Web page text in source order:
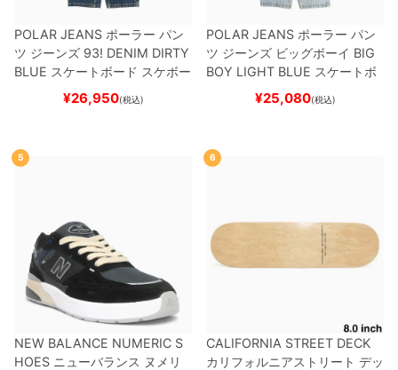
POLAR JEANS ポーラー パン
ツ ジーンズ 93! DENIM DIRTY
BLUE スケートボード スケボー
¥26,950(税込)
POLAR JEANS ポーラー パン
ツ ジーンズ ビッグボーイ BIG
BOY LIGHT BLUE スケートボ
ード スケボー
¥25,080(税込)
5
NEW BALANCE NUMERIC S
HOES ニューバランス ヌメリ
6
CALIFORNIA STREET DECK
カリフォルニアストリート デッ